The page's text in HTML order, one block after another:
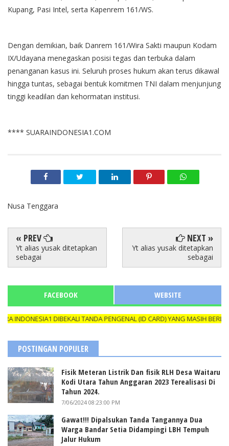
Kupang, Pasi Intel, serta Kapenrem 161/WS.
Dengan demikian, baik Danrem 161/Wira Sakti maupun Kodam
IX/Udayana menegaskan posisi tegas dan terbuka dalam
penanganan kasus ini. Seluruh proses hukum akan terus dikawal
hingga tuntas, sebagai bentuk komitmen TNI dalam menjunjung
tinggi keadilan dan kehormatan institusi.
**** SUARAINDONESIA1.COM
Nusa Tenggara
« PREV
Yt alias yusak ditetapkan
sebagai
NEXT »
Yt alias yusak ditetapkan
sebagai
FACEBOOK WEBSITE
DIBEKALI TANDA PENGENAL (ID CARD) YANG MASIH BERLAKU
POSTINGAN POPULER
Fisik Meteran Listrik Dan fisik RLH Desa Waitaru
Kodi Utara Tahun Anggaran 2023 Terealisasi Di
Tahun 2024.
7/06/2024 08:23:00 PM
Gawat!!! Dipalsukan Tanda Tangannya Dua
Warga Bandar Setia Didampingi LBH Tempuh
Jalur Hukum